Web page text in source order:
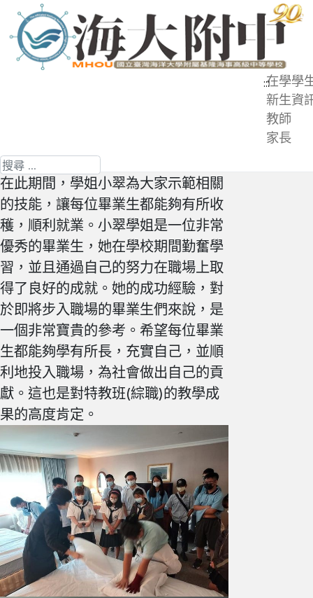
到
:::在學學
新生資
教師
家長
搜尋
畢業生前往長榮桂冠進行職場培訓。
在此期間，學姐小翠為大家示範相關
的技能，讓每位畢業生都能夠有所收
穫，順利就業。小翠學姐是一位非常
優秀的畢業生，她在學校期間勤奮學
習，並且通過自己的努力在職場上取
得了良好的成就。她的成功經驗，對
於即將步入職場的畢業生們來說，是
一個非常寶貴的參考。希望每位畢業
生都能夠學有所長，充實自己，並順
利地投入職場，為社會做出自己的貢
獻。這也是對特教班(綜職)的教學成
果的高度肯定。